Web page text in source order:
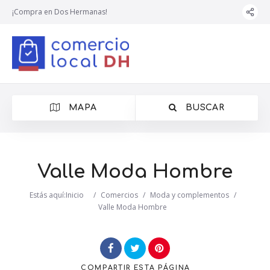
¡Compra en Dos Hermanas!
MAPA BUSCAR
Valle Moda Hombre
Estás aquí:Inicio / Comercios / Moda y complementos /
Valle Moda Hombre
COMPARTIR ESTA PÁGINA